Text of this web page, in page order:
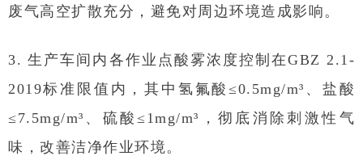
废气高空扩散充分，避免对周边环境造成影响。
3. 生产车间内各作业点酸雾浓度控制在GBZ 2.1-
2019标准限值内，其中氢氟酸≤0.5mg/m³、盐酸
≤7.5mg/m³、硫酸≤1mg/m³，彻底消除刺激性气
味，改善洁净作业环境。